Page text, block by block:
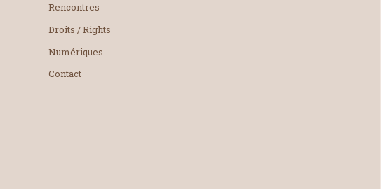
Rencontres
Droits / Rights
Numériques
Contact